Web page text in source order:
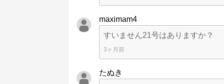
maximam4
すいません21号はありますか？
3ヶ月前
たぬき